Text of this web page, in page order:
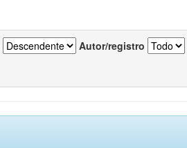
Autor/registro